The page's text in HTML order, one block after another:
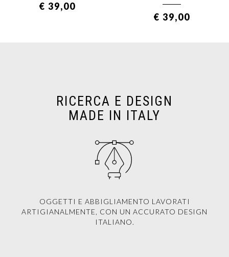
€ 39,00
€ 39,00
RICERCA E DESIGN
MADE IN ITALY
OGGETTI E ABBIGLIAMENTO LAVORATI
ARTIGIANALMENTE, CON UN ACCURATO DESIGN
ITALIANO.